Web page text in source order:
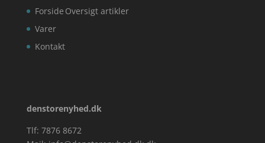
Forside
Varer
Kontakt
Oversigt artikler
denstorenyhed.dk
Tlf: 7876 8672